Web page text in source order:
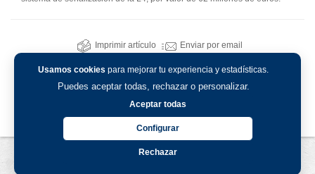
Usamos cookies para mejorar tu experiencia y estadísticas.
Puedes aceptar todas, rechazar o personalizar.
Aceptar todas
Configurar
Rechazar
Imprimir artículo Enviar por email
Política de privacidad